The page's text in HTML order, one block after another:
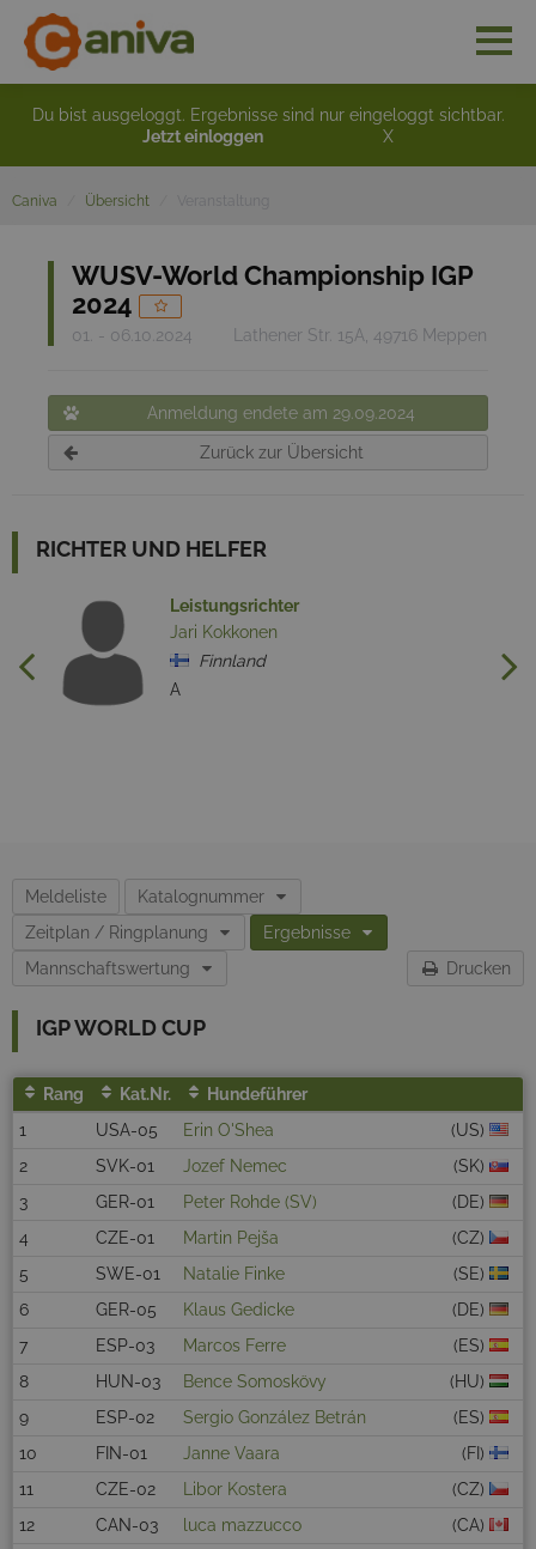
Du bist ausgeloggt. Ergebnisse sind nur eingeloggt sichtbar.
Jetzt einloggen
X
Caniva Übersicht
WUSV-World Championship IGP
2024
01. - 06.10.2024 Lathener Str. 15A, 49716 Meppen
Anmeldung endete am 29.09.2024
Zurück zur Übersicht
RICHTER UND HELFER
Leistungsrichter
Jari Kokkonen
Finnland
A
Meldeliste
Katalognummer
Zeitplan / Ringplanung
Ergebnisse
Mannschaftswertung
Drucken
IGP WORLD CUP
Rang Kat.Nr.
Hundeführer
1
USA-05 Erin O'Shea
(US)
2
SVK-01 Jozef Nemec
(SK)
3
GER-01 Peter Rohde (SV)
(DE)
4
CZE-01 Martin Pejša
(CZ)
5
SWE-01 Natalie Finke
(SE)
6
GER-05 Klaus Gedicke
(DE)
7
ESP-03 Marcos Ferre
(ES)
8
HUN-03 Bence Somoskövy
(HU)
9
ESP-02 Sergio González Betrán
(ES)
10
FIN-01 Janne Vaara
(FI)
11
CZE-02 Libor Kostera
(CZ)
12
CAN-03 luca mazzucco
(CA)